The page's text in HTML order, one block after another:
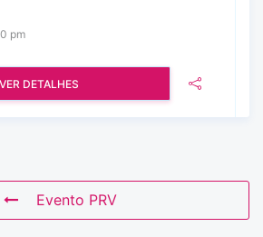
pm
VER DETALHES
Evento PRV